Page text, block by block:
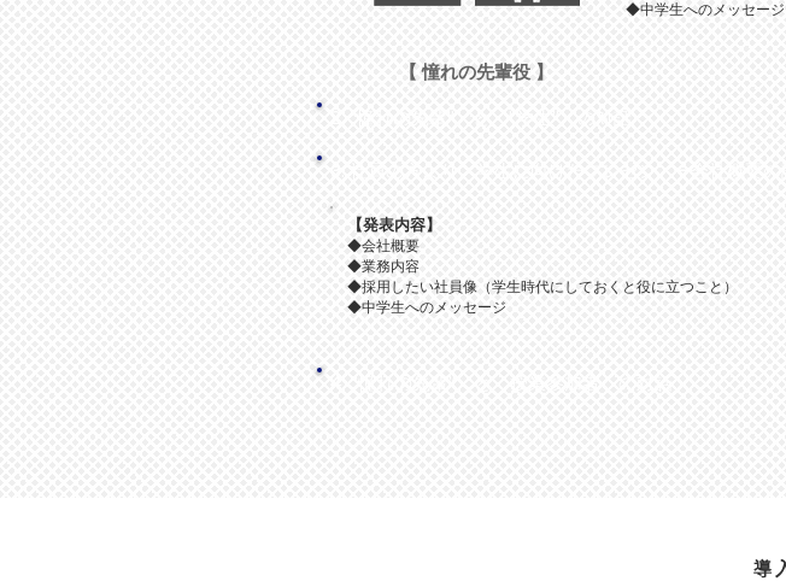
◆中学生へのメッセージ
【 憧れの先輩役 】
【発表内容】
◆会社概要
◆業務内容
◆採用したい社員像（学生時代にしておくと役に立つこと）
◆中学生へのメッセージ
導